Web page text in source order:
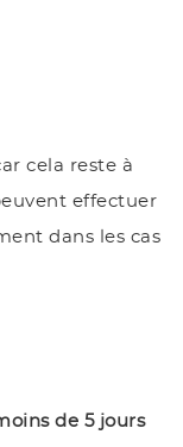
cela reste à
effectuer
dans les cas
de 5 jours